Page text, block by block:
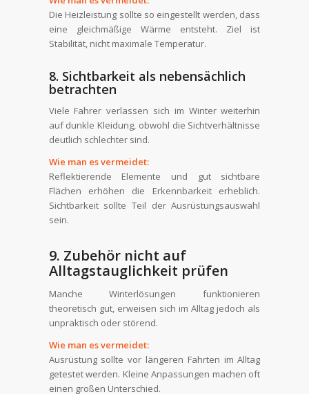
Die Heizleistung sollte so eingestellt werden, dass
eine gleichmäßige Wärme entsteht. Ziel ist
Stabilität, nicht maximale Temperatur.
8. Sichtbarkeit als nebensächlich
betrachten
Viele Fahrer verlassen sich im Winter weiterhin
auf dunkle Kleidung, obwohl die Sichtverhältnisse
deutlich schlechter sind.
Wie man es vermeidet:
Reflektierende Elemente und gut sichtbare
Flächen erhöhen die Erkennbarkeit erheblich.
Sichtbarkeit sollte Teil der Ausrüstungsauswahl
sein.
9. Zubehör nicht auf
Alltagstauglichkeit prüfen
Manche Winterlösungen funktionieren
theoretisch gut, erweisen sich im Alltag jedoch als
unpraktisch oder störend.
Wie man es vermeidet:
Ausrüstung sollte vor längeren Fahrten im Alltag
getestet werden. Kleine Anpassungen machen oft
einen großen Unterschied.